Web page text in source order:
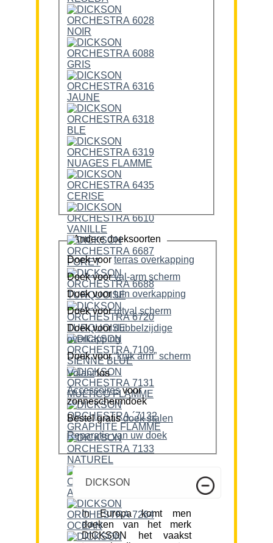
Andere doeksoorten
Doek voor terras overkapping
Doek voor
val-arm scherm
Doek voor
tuin overkapping
Doek voor
uitval scherm
Doek voordubbelzijdige
overkapping
Doek voor
“knik arm” scherm
Volantlos
Accessoiresvoor
zonneschermdoek
Bestel gratis doek stalen
Reparatie van uw doek
DICKSON
In Europa komt men
doeken van het merk
DICKSON het vaakst